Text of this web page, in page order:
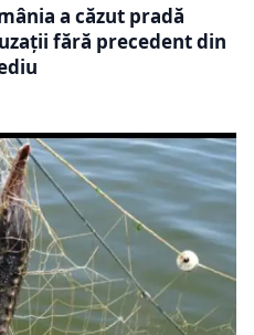
a căzut pradă
fără precedent din